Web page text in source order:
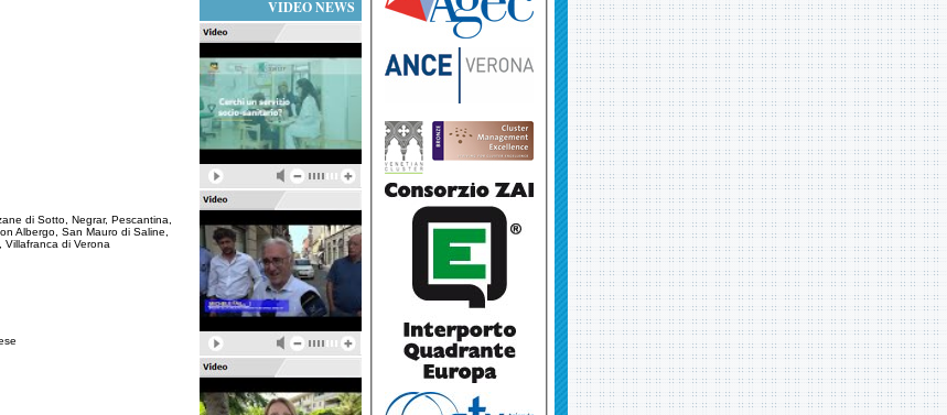
di Sotto, Negrar, Pescantina,
Albergo, San Mauro di Saline,
di Verona
VIDEO NEWS